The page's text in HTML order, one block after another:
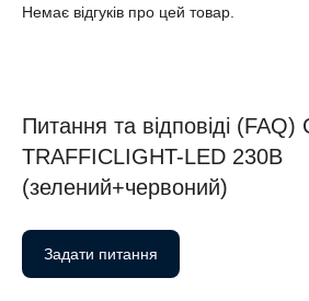
Немає відгуків про цей товар.
Питання та відповіді (FAQ)
TRAFFICLIGHT-LED 230В
(зелений+червоний)
Задати питання